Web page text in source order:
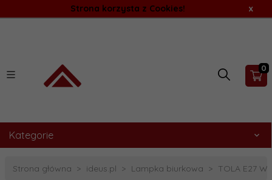
Strona korzysta z Cookies! x
0
Kategorie
Strona główna ideus.pl Lampka biurkowa TOLA E27